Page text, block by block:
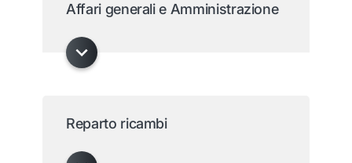
Affari generali e Amministrazione
Reparto ricambi